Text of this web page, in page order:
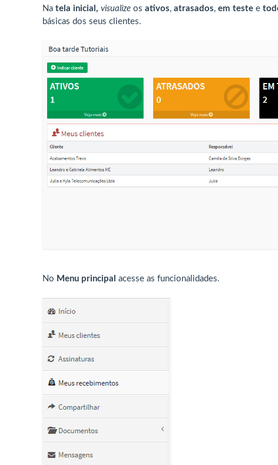
Na tela inicial, visualize os ativos, atrasados, em teste e
básicas dos seus clientes.
No Menu principal acesse as funcionalidades.